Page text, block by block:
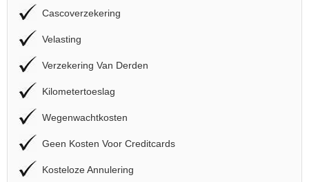
Cascoverzekering
Velasting
Verzekering Van Derden
Kilometertoeslag
Wegenwachtkosten
Geen Kosten Voor Creditcards
Kosteloze Annulering